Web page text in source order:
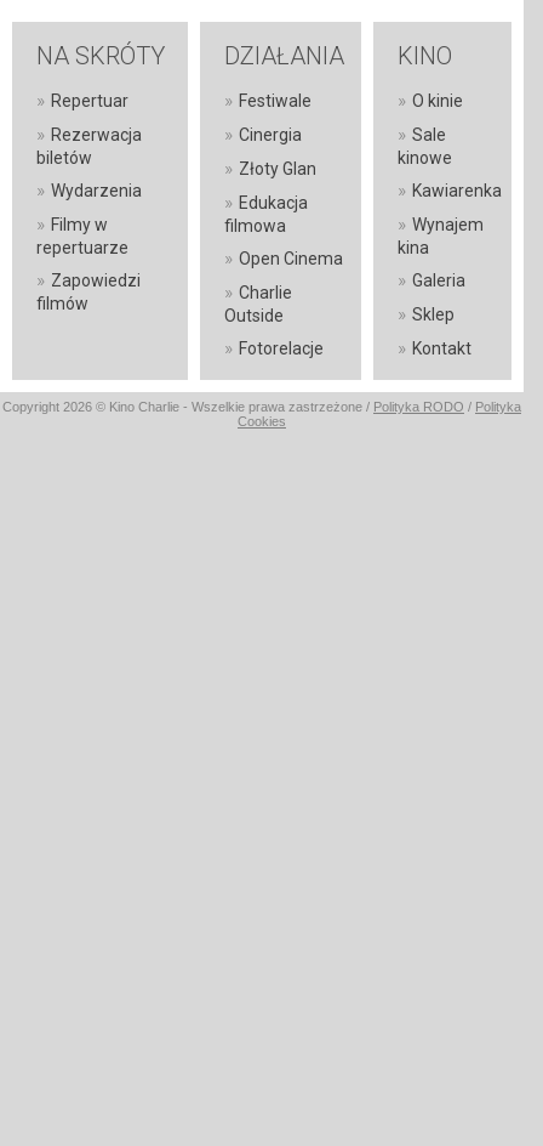
NA SKRÓTY
» Repertuar
» Rezerwacja
biletów
» Wydarzenia
» Filmy w
repertuarze
» Zapowiedzi
filmów
DZIAŁANIA
» Festiwale
» Cinergia
» Złoty Glan
» Edukacja
filmowa
» Open Cinema
» Charlie
Outside
» Fotorelacje
KINO
» O kinie
» Sale
kinowe
» Kawiarenka
» Wynajem
kina
» Galeria
» Sklep
» Kontakt
Copyright 2026 © Kino Charlie - Wszelkie prawa zastrzeżone / Polityka RODO / Polityka
Cookies